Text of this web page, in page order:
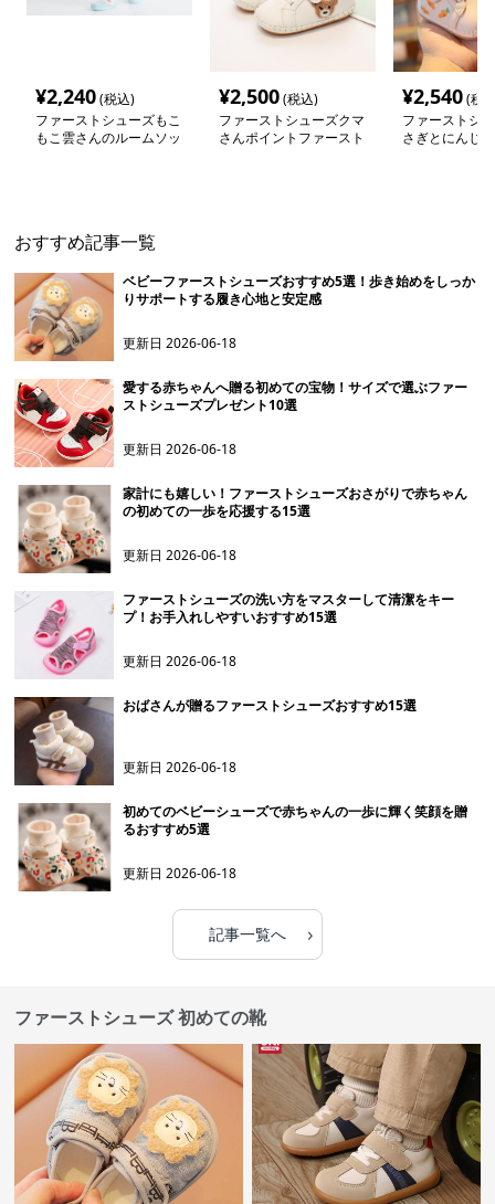
¥2,240(税込)
ファーストシューズもこ
もこ雲さんのルームソッ
¥2,500(税込)
ファーストシューズクマ
さんポイントファースト
¥2,540(税
ファーストシ
さぎとにんじ
おすすめ記事一覧
ベビーファーストシューズおすすめ5選！歩き始めをしっか
りサポートする履き心地と安定感
更新日2026-06-18
愛する赤ちゃんへ贈る初めての宝物！サイズで選ぶファー
ストシューズプレゼント10選
更新日2026-06-18
家計にも嬉しい！ファーストシューズおさがりで赤ちゃん
の初めての一歩を応援する15選
更新日2026-06-18
ファーストシューズの洗い方をマスターして清潔をキー
プ！お手入れしやすいおすすめ15選
更新日2026-06-18
おばさんが贈るファーストシューズおすすめ15選
更新日2026-06-18
初めてのベビーシューズで赤ちゃんの一歩に輝く笑顔を贈
るおすすめ5選
更新日2026-06-18
記事一覧へ ›
ファーストシューズ 初めての靴